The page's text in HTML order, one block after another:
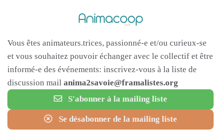
Vous êtes animateurs.trices, passionné-e et/ou curieux-se
et vous souhaitez pouvoir échanger avec le collectif et être
informé-e des événements: inscrivez-vous à la liste de
discussion mail anima2savoie@framalistes.org
S'abonner à la mailing liste
Se désabonner de la mailing liste